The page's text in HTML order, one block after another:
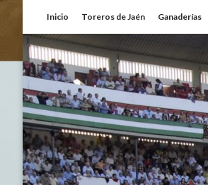
contenido
Inicio Toreros de Jaén Ganaderías